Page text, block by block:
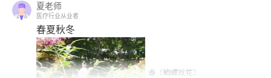
大“劳模”之一 （
bid=45&id=5441434&sty=3&keywords=%C0%CD
%**%A3）。2007年美捷登凭借“medjaden”在丁香
园战友中的声誉及自身实力成为丁香园论文版推荐的、
排他性的论文编辑公司。
夏老师
医疗行业从业者
春夏秋冬